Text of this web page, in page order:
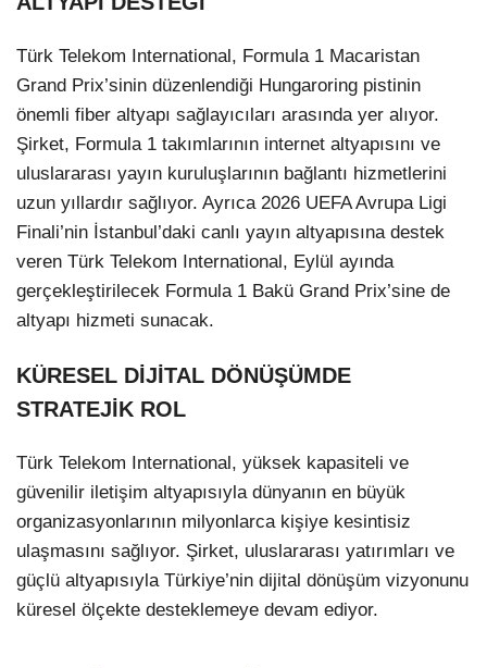
Türk Telekom International, Formula 1 Macaristan
Grand Prix’sinin düzenlendiği Hungaroring pistinin
önemli fiber altyapı sağlayıcıları arasında yer alıyor.
Şirket, Formula 1 takımlarının internet altyapısını ve
uluslararası yayın kuruluşlarının bağlantı hizmetlerini
uzun yıllardır sağlıyor. Ayrıca 2026 UEFA Avrupa Ligi
Finali’nin İstanbul’daki canlı yayın altyapısına destek
veren Türk Telekom International, Eylül ayında
gerçekleştirilecek Formula 1 Bakü Grand Prix’sine de
altyapı hizmeti sunacak.
KÜRESEL DİJİTAL DÖNÜŞÜMDE
STRATEJİK ROL
Türk Telekom International, yüksek kapasiteli ve
güvenilir iletişim altyapısıyla dünyanın en büyük
organizasyonlarının milyonlarca kişiye kesintisiz
ulaşmasını sağlıyor. Şirket, uluslararası yatırımları ve
güçlü altyapısıyla Türkiye’nin dijital dönüşüm vizyonunu
küresel ölçekte desteklemeye devam ediyor.